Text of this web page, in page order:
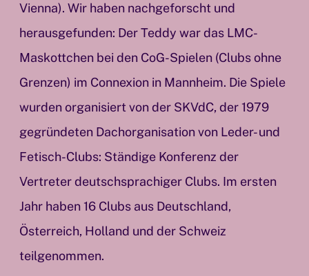
Vienna). Wir haben nachgeforscht und
herausgefunden: Der Teddy war das LMC-
Maskottchen bei den CoG-Spielen (Clubs ohne
Grenzen) im Connexion in Mannheim. Die Spiele
wurden organisiert von der SKVdC, der 1979
gegründeten Dachorganisation von Leder- und
Fetisch-Clubs: Ständige Konferenz der
Vertreter deutschsprachiger Clubs. Im ersten
Jahr haben 16 Clubs aus Deutschland,
Österreich, Holland und der Schweiz
teilgenommen.